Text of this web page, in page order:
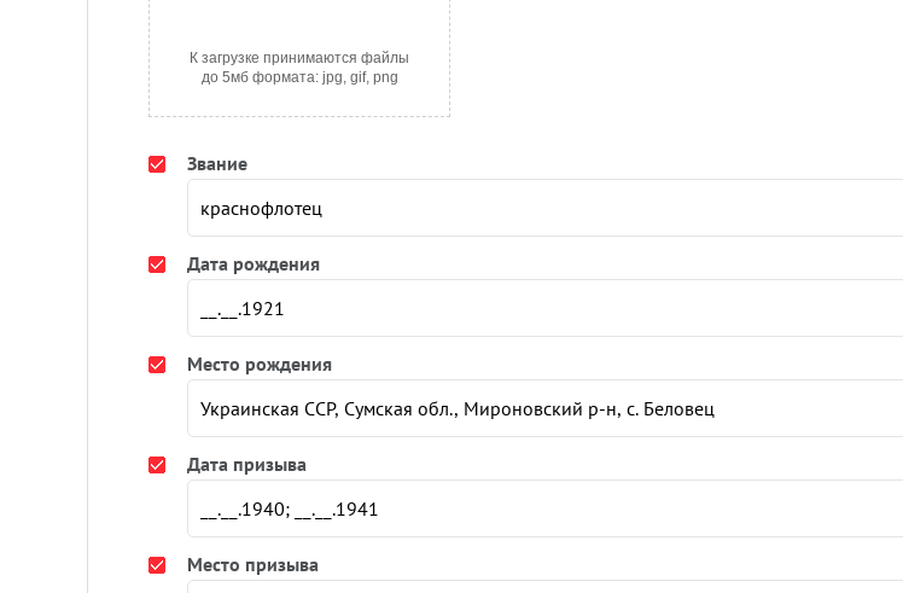
К загрузке принимаются файлы
до 5мб формата: jpg, gif, png
Звание
Дата рождения
Место рождения
Дата призыва
Место призыва